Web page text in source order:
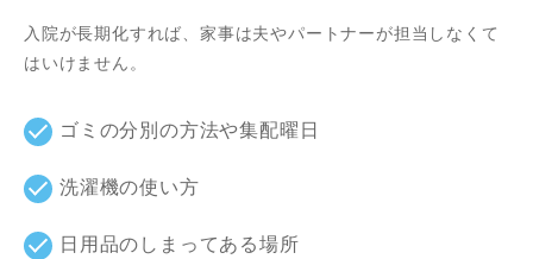
入院が長期化すれば、家事は夫やパートナーが担当しなくて
はいけません。
ゴミの分別の方法や集配曜日
洗濯機の使い方
日用品のしまってある場所